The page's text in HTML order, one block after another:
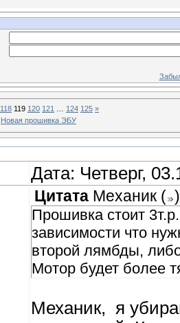
118 119 120 121 124 125 »
Новая прошивка ЭБУ
Дата: Четверг,
Цитата Механик ( )
Прошивка стоит
зависимости что
второй лямбды,
Мотор будет более
Механик, я